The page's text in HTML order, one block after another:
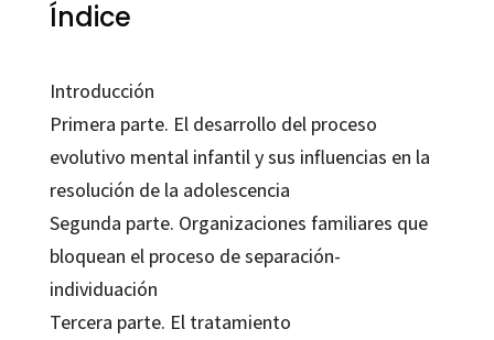
Índice
Introducción
Primera parte. El desarrollo del proceso
evolutivo mental infantil y sus influencias en la
resolución de la adolescencia
Segunda parte. Organizaciones familiares que
bloquean el proceso de separación-
individuación
Tercera parte. El tratamiento